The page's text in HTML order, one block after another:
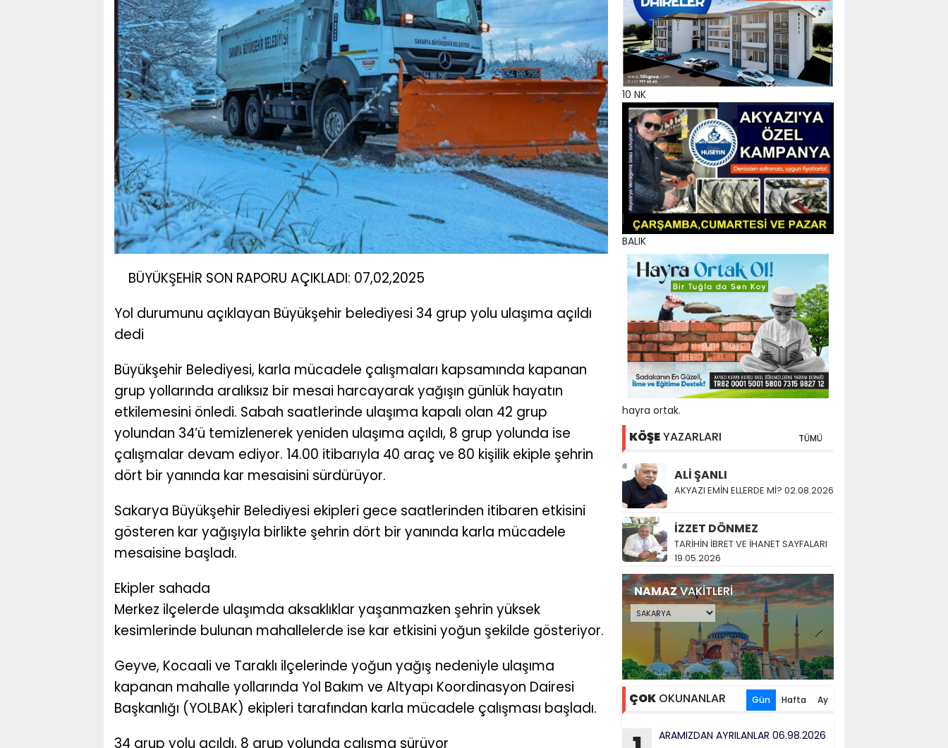
BÜYÜKŞEHİR SON RAPORU AÇIKLADI: 07,02,2025
Yol durumunu açıklayan Büyükşehir belediyesi 34 grup yolu ulaşıma açıldı
dedi
Büyükşehir Belediyesi, karla mücadele çalışmaları kapsamında kapanan
grup yollarında aralıksız bir mesai harcayarak yağışın günlük hayatın
etkilemesini önledi. Sabah saatlerinde ulaşıma kapalı olan 42 grup
yolundan 34’ü temizlenerek yeniden ulaşıma açıldı, 8 grup yolunda ise
çalışmalar devam ediyor. 14.00 itibarıyla 40 araç ve 80 kişilik ekiple şehrin
dört bir yanında kar mesaisini sürdürüyor.
Sakarya Büyükşehir Belediyesi ekipleri gece saatlerinden itibaren etkisini
gösteren kar yağışıyla birlikte şehrin dört bir yanında karla mücadele
mesaisine başladı.
Ekipler sahada
Merkez ilçelerde ulaşımda aksaklıklar yaşanmazken şehrin yüksek
kesimlerinde bulunan mahallelerde ise kar etkisini yoğun şekilde gösteriyor.
Geyve, Kocaali ve Taraklı ilçelerinde yoğun yağış nedeniyle ulaşıma
kapanan mahalle yollarında Yol Bakım ve Altyapı Koordinasyon Dairesi
Başkanlığı (YOLBAK) ekipleri tarafından karla mücadele çalışması başladı.
34 grup yolu açıldı, 8 grup yolunda çalışma sürüyor
10 NK
BALIK
hayra ortak.
KÖŞEYAZARLARI TÜMÜ
ALİ ŞANLI
AKYAZI EMİN ELLERDE Mİ? 02.08.2026
İZZET DÖNMEZ
TARİHİN İBRET VE İHANET SAYFALARI
19.05.2026
NAMAZVAKİTLERİ
ÇOK OKUNANLAR Gün Hafta Ay
ARAMIZDAN AYRILANLAR 06.98.2026